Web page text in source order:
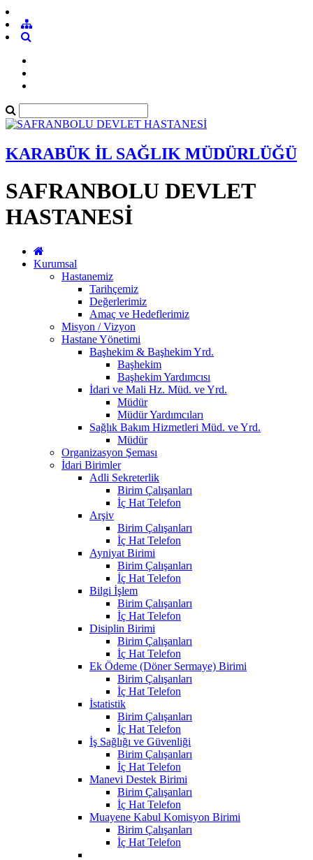
KARABÜK İL SAĞLIK MÜDÜRLÜĞÜ
SAFRANBOLU DEVLET
HASTANESİ
Kurumsal
Hastanemiz
Tarihçemiz
Değerlerimiz
Amaç ve Hedeflerimiz
Misyon / Vizyon
Hastane Yönetimi
Başhekim & Başhekim Yrd.
Başhekim
Başhekim Yardımcısı
İdari ve Mali Hz. Müd. ve Yrd.
Müdür
Müdür Yardımcıları
Sağlık Bakım Hizmetleri Müd. ve Yrd.
Müdür
Organizasyon Şeması
İdari Birimler
Adli Sekreterlik
Birim Çalışanları
İç Hat Telefon
Arşiv
Birim Çalışanları
İç Hat Telefon
Ayniyat Birimi
Birim Çalışanları
İç Hat Telefon
Bilgi İşlem
Birim Çalışanları
İç Hat Telefon
Disiplin Birimi
Birim Çalışanları
İç Hat Telefon
Ek Ödeme (Döner Sermaye) Birimi
Birim Çalışanları
İç Hat Telefon
İstatistik
Birim Çalışanları
İç Hat Telefon
İş Sağlığı ve Güvenliği
Birim Çalışanları
İç Hat Telefon
Manevi Destek Birimi
Birim Çalışanları
İç Hat Telefon
Muayene Kabul Komisyon Birimi
Birim Çalışanları
İç Hat Telefon